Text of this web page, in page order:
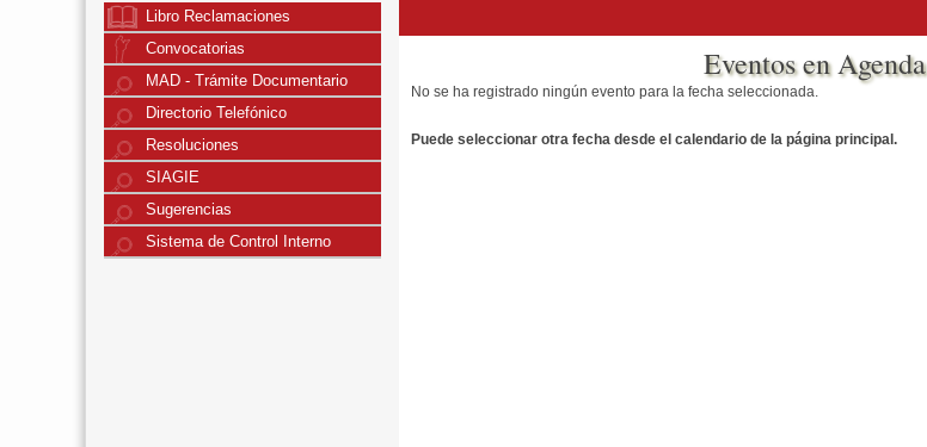
Libro Reclamaciones
Convocatorias
MAD - Trámite Documentario
Directorio Telefónico
Resoluciones
SIAGIE
Sugerencias
Sistema de Control Interno
Eventos en Agenda
No se ha registrado ningún evento para la fecha seleccionada.
Puede seleccionar otra fecha desde el calendario de la página principal.